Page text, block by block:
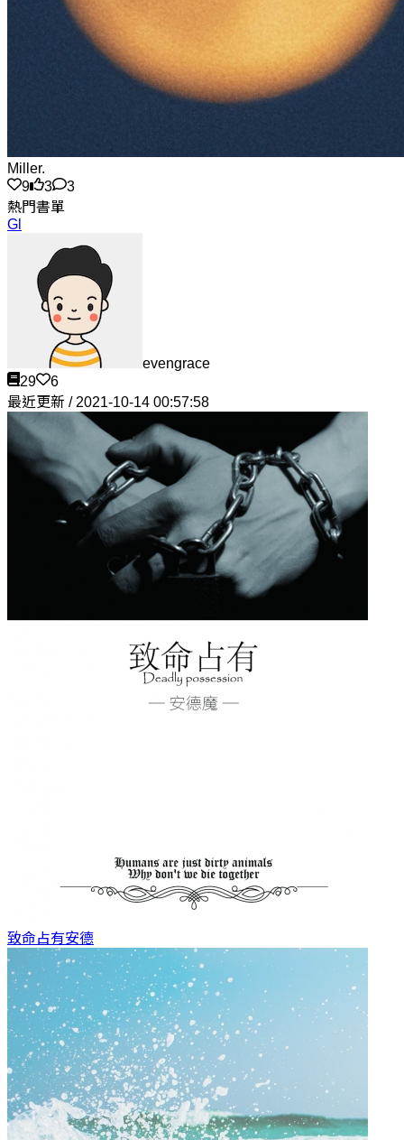
Miller.
9
3
3
熱門書單
Gl
evengrace
29
6
最近更新 / 2021-10-14 00:57:58
致命占有安德